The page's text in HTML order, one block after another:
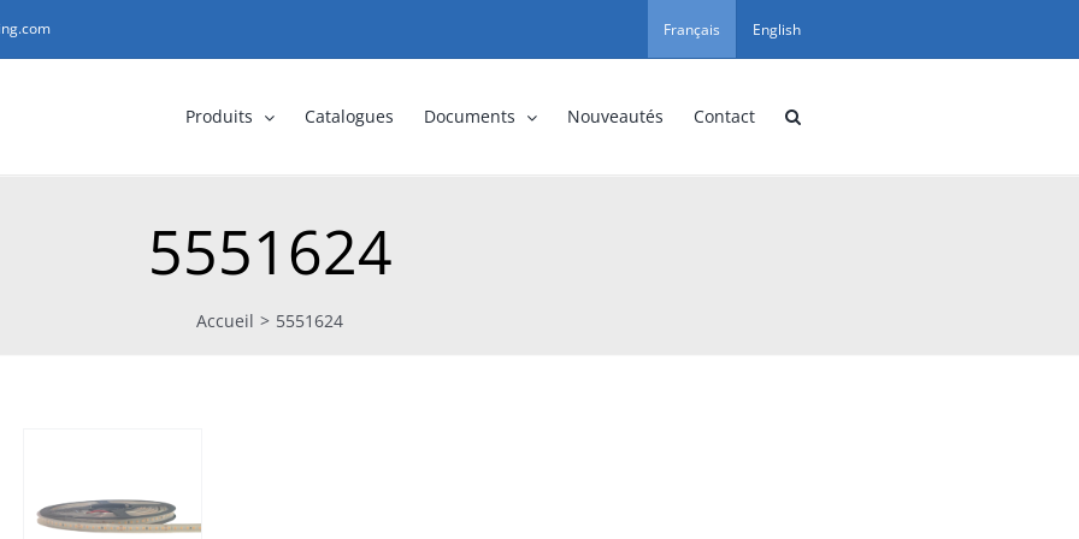
Français English
Produits Catalogues Documents Nouveautés Contact
5551624
Accueil > 5551624